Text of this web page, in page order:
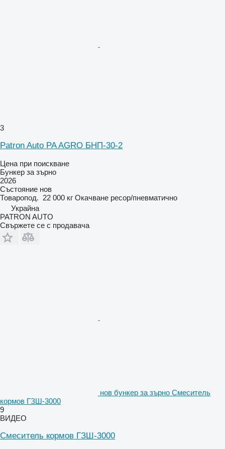
3
Patron Auto PA AGRO БНП-30-2
Цена при поискване
Бункер за зърно
2026
Състояние нов
Товаропод. 22 000 кг Окачване ресор/пневматично
Украйна
PATRON AUTO
Свържете се с продавача
нов бункер за зърно Смеситель
кормов ГЗШ-3000
9
ВИДЕО
Смеситель кормов ГЗШ-3000